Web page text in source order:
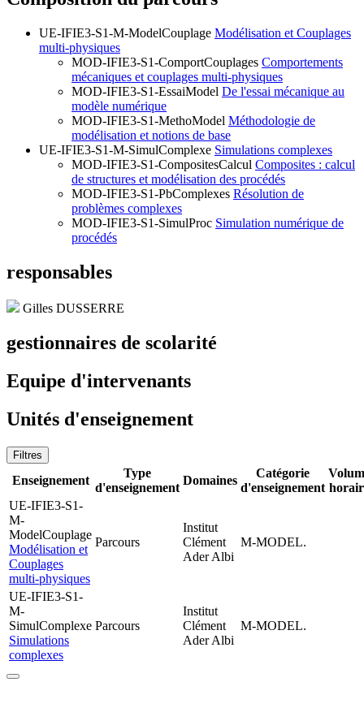
UE-IFIE3-S1-M-ModelCouplage Modélisation et Couplages
multi-physiques
MOD-IFIE3-S1-ComportCouplages Comportements
mécaniques et couplages multi-physiques
MOD-IFIE3-S1-EssaiModel De l'essai mécanique au
modèle numérique
MOD-IFIE3-S1-MethoModel Méthodologie de
modélisation et notions de base
UE-IFIE3-S1-M-SimulComplexe Simulations complexes
MOD-IFIE3-S1-CompositesCalcul Composites : calcul
de structures et modélisation des procédés
MOD-IFIE3-S1-PbComplexes Résolution de
problèmes complexes
MOD-IFIE3-S1-SimulProc Simulation numérique de
procédés
responsables
Gilles DUSSERRE
gestionnaires de scolarité
Equipe d'intervenants
Unités d'enseignement
Filtres
Enseignement
Type
d'enseignement
Domaines
Catégorie
d'enseignement
UE-IFIE3-S1-
M-
ModelCouplage
Modélisation et
Couplages
multi-physiques
Parcours
Institut
Clément
Ader Albi
M-MODEL.
UE-IFIE3-S1-
M-
SimulComplexe
Simulations
complexes
Parcours
Institut
Clément
Ader Albi
M-MODEL.